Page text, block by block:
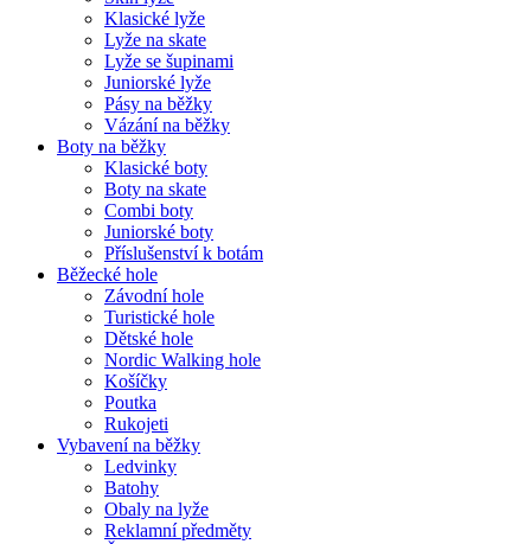
Klasické lyže
Lyže na skate
Lyže se šupinami
Juniorské lyže
Pásy na běžky
Vázání na běžky
Boty na běžky
Klasické boty
Boty na skate
Combi boty
Juniorské boty
Příslušenství k botám
Běžecké hole
Závodní hole
Turistické hole
Dětské hole
Nordic Walking hole
Košíčky
Poutka
Rukojeti
Vybavení na běžky
Ledvinky
Batohy
Obaly na lyže
Reklamní předměty